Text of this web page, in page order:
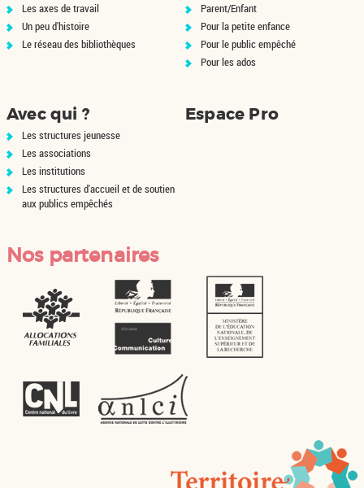
Les axes de travail
Un peu d'histoire
Le réseau des bibliothèques
Parent/Enfant
Pour la petite enfance
Pour le public empêché
Pour les ados
Avec qui ?
Les structures jeunesse
Les associations
Les institutions
Les structures d'accueil et de soutien
aux publics empêchés
Espace Pro
Nos partenaires